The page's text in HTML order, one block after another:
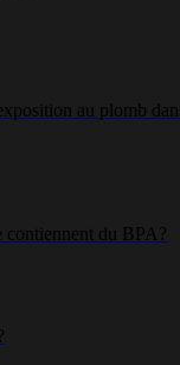
au plomb
contiennent du BPA?